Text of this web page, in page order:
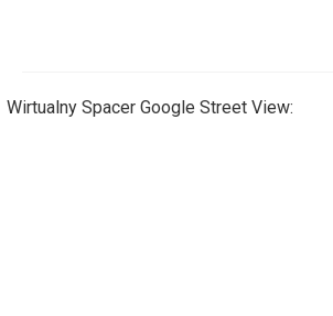
Wirtualny Spacer Google Street View: